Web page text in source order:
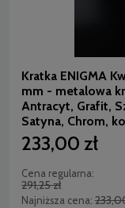
Kratka ENIGMA
mm - metalowa
Antracyt, Grafit,
Satyna, Chrom,
233,00 zł
Cena regularna:
291,25 zł
Najniższa cena: